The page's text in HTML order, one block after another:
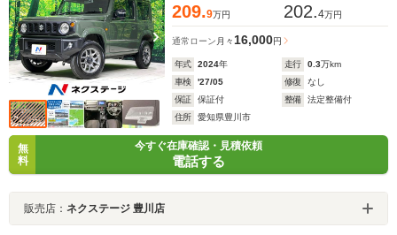
209.9万円 202.4万円
通常ローン 月々 16,000円
年式 2024年 走行 0.3万km
車検
'27/05 修復
なし
保証
保証付 整備
法定整備付
住所
愛知県豊川市
無
料
今すぐ在庫確認・見積依頼
電話する
販売店： ネクステージ 豊川店